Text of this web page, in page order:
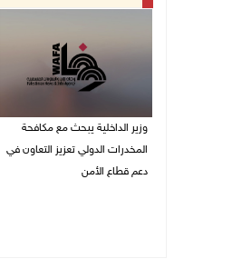
وزير الداخلية يبحث مع مكافحة
المخدرات الدولي تعزيز التعاون في
دعم قطاع الأمن